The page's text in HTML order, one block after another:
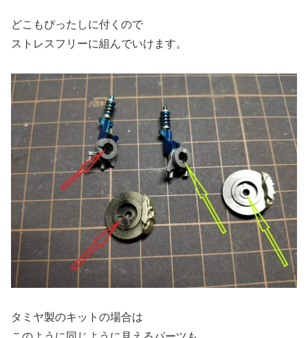
どこもぴったしに付くので
ストレスフリーに組んでいけます。
タミヤ製のキットの場合は